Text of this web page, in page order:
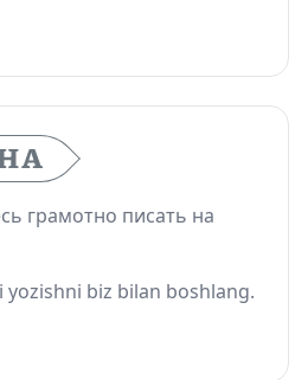
грамотно писать на
yozishni biz bilan boshlang.